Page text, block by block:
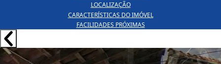
LOCALIZAÇÃO
CARACTERÍSTICAS DO IMÓVEL
FACILIDADES PRÓXIMAS